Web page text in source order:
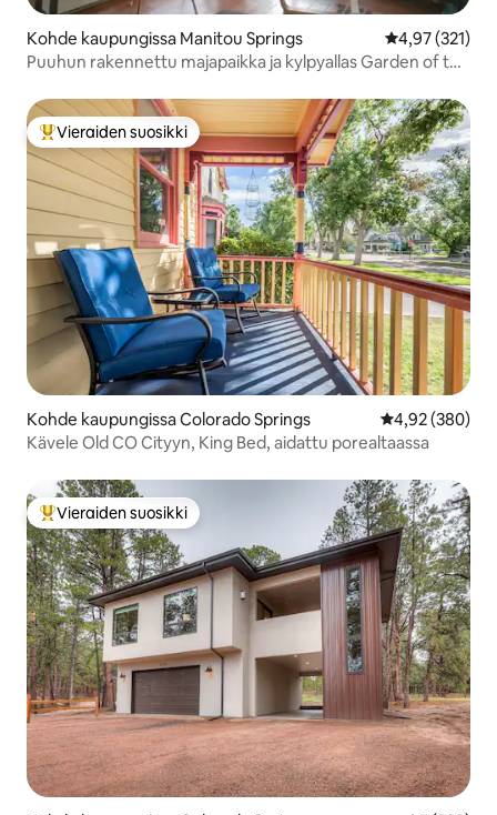
Kohde kaupungissa Manitou Springs
4,97 (321)
Puuhun rakennettu majapaikka ja kylpyallas Garden of the
Vieraiden suosikkien parhaimmistoa
Vieraiden suosikki
Kohde kaupungissa Colorado Springs
4,92 (380)
Kävele Old CO Cityyn, King Bed, aidattu porealtaassa
Vieraiden suosikkien parhaimmistoa
Vieraiden suosikki